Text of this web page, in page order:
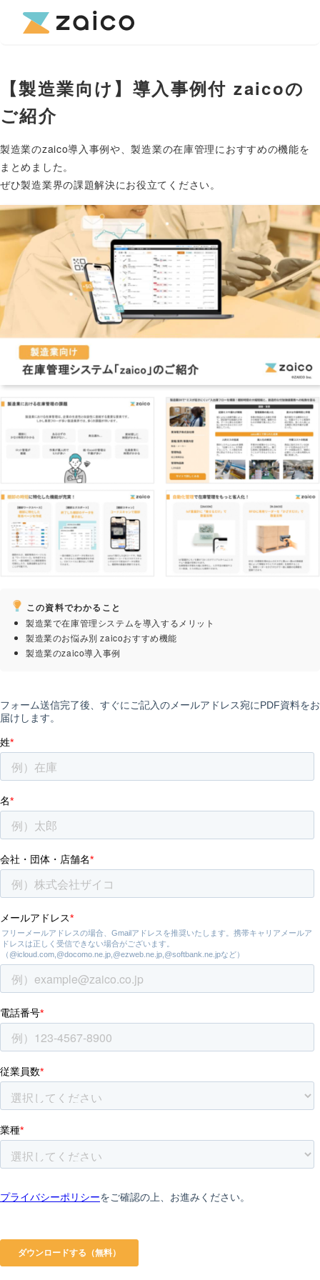
【製造業向け】導入事例付 zaicoの
ご紹介
製造業のzaico導入事例や、製造業の在庫管理におすすめの機能を
まとめました。
ぜひ製造業界の課題解決にお役立てください。
この資料でわかること
製造業で在庫管理システムを導入するメリット
製造業のお悩み別 zaicoおすすめ機能
製造業のzaico導入事例